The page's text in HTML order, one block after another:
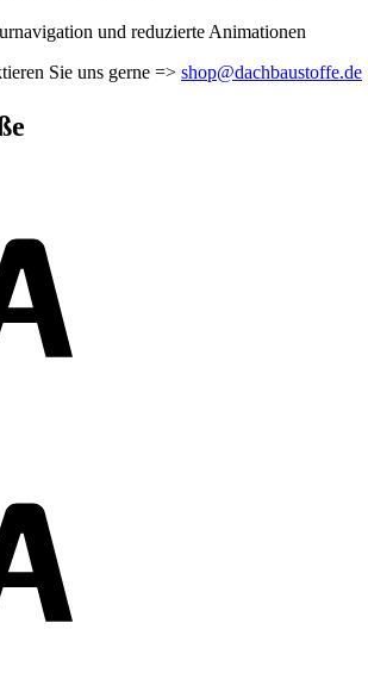
und reduzierte Animationen
Sie uns gerne => shop@dachbaustoffe.de
Einstellungen Formular